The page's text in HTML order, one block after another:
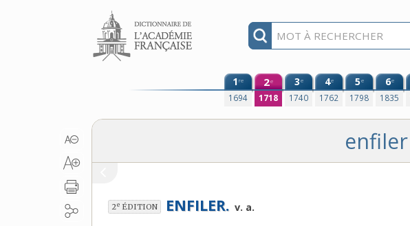
Aller au contenu
1re
1694
2e
1718
3e
1740
4e
1762
5e
1798
6e
1835
enfiler
2e ÉDITION ENFILER. v. a.